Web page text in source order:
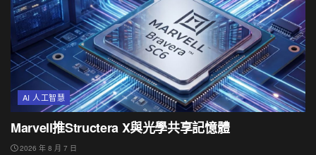
AI 人工智慧
Marvell推Structera X與光學共享記憶體
2026 年 8 月 7 日